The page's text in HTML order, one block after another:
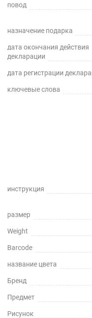
усадку. Весь
повод
назначение подарка
дата окончания действия
декларации
дата регистрации
ключевые слова
инструкция
размер
Weight
Barcode
название цвета
Бренд
Предмет
Рисунок